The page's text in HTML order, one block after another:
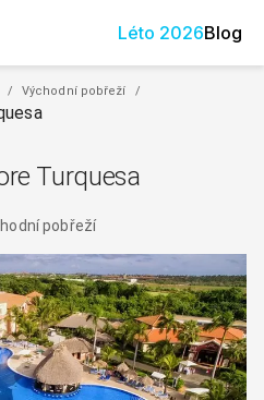
Léto 2026Blog
/ Východní pobřeží /
Turquesa
pobřeží